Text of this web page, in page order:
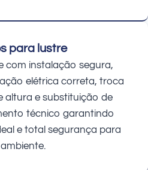
para lustre
com instalação segura,
elétrica correta, troca
altura e substituição de
técnico garantindo
e total segurança para